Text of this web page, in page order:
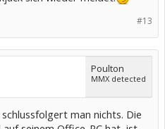
#13
Poulton
MMX detected
man nichts. Die